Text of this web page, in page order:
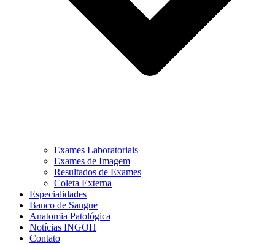
Exames Laboratoriais
Exames de Imagem
Resultados de Exames
Coleta Externa
Especialidades
Banco de Sangue
Anatomia Patológica
Notícias INGOH
Contato